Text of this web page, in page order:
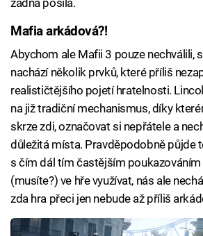
Mafia arkádová?!
Abychom ale Mafii 3 pouze nechválili,
nachází několik prvků, které příliš
realističtějšího pojetí hratelnosti.
na již tradiční mechanismus, díky
skrze zdi, označovat si nepřátele a
důležitá místa. Pravděpodobně půjde
s čím dál tím častějším poukazováním
(musíte?) ve hře využívat, nás ale
zda hra přeci jen nebude až příliš